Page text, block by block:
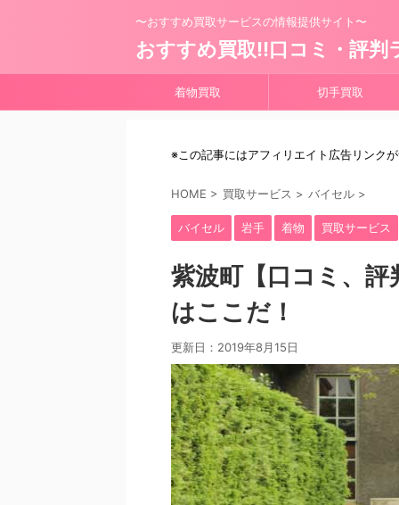
〜おすすめ買取サービスの情報提供サイト〜
おすすめ買取!!口コミ・評判
着物買取 切手買取
※この記事にはアフィリエイト広告リンク
HOME > 買取サービス > バイセル >
バイセル 岩手 着物 買取サービス
紫波町【口コミ、
はここだ！
更新日： 2019年8月15日